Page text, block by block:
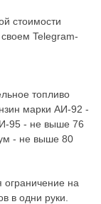
стоимости
Telegram-
топливо
марки АИ-92 -
95 - не выше 76
- не выше 80
ограничение на
в одни руки.